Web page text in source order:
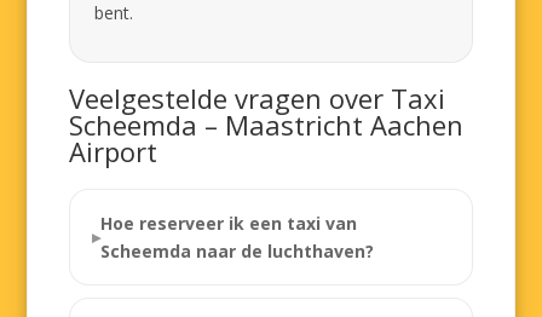
bent.
Veelgestelde vragen over Taxi
Scheemda – Maastricht Aachen
Airport
Hoe reserveer ik een taxi van
Scheemda naar de luchthaven?